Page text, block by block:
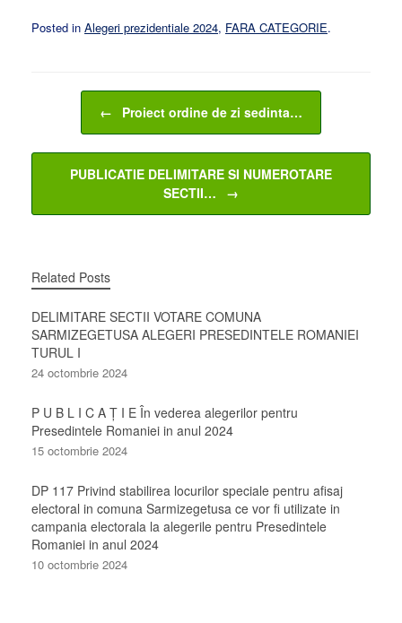
Posted in Alegeri prezidentiale 2024, FARA CATEGORIE.
Post navigation
← Proiect ordine de zi sedinta…
PUBLICATIE DELIMITARE SI NUMEROTARE
SECTII…
→
Related Posts
DELIMITARE SECTII VOTARE COMUNA
SARMIZEGETUSA ALEGERI PRESEDINTELE ROMANIEI
TURUL I
24 octombrie 2024
P U B L I C A Ţ I E În vederea alegerilor pentru
Presedintele Romaniei in anul 2024
15 octombrie 2024
DP 117 Privind stabilirea locurilor speciale pentru afisaj
electoral in comuna Sarmizegetusa ce vor fi utilizate in
campania electorala la alegerile pentru Presedintele
Romaniei in anul 2024
10 octombrie 2024